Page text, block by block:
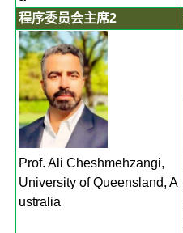
程序委员会主席2
Prof. Ali Cheshmehzangi,
University of Queensland, A
ustralia